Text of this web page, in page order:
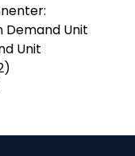
Demand Unit
Unit